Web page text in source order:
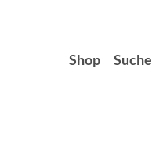
Shop Suche